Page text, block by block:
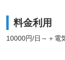
料金利用
10000円/日～＋電